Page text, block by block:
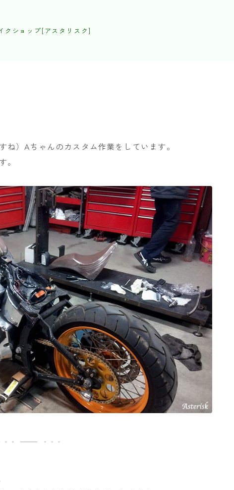
クショップ[アスタリスク]
）Aちゃんのカスタム作業をしています。
。